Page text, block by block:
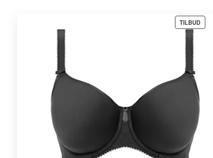
TILBUDVARE
PÅ